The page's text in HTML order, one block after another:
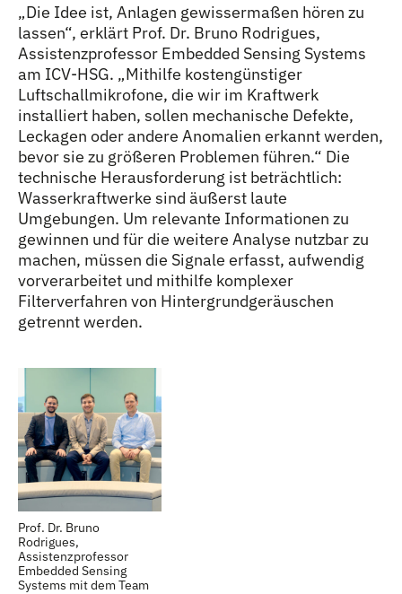
„Die Idee ist, Anlagen gewissermaßen hören zu
lassen“, erklärt Prof. Dr. Bruno Rodrigues,
Assistenzprofessor Embedded Sensing Systems
am ICV-HSG. „Mithilfe kostengünstiger
Luftschallmikrofone, die wir im Kraftwerk
installiert haben, sollen mechanische Defekte,
Leckagen oder andere Anomalien erkannt werden,
bevor sie zu größeren Problemen führen.“ Die
technische Herausforderung ist beträchtlich:
Wasserkraftwerke sind äußerst laute
Umgebungen. Um relevante Informationen zu
gewinnen und für die weitere Analyse nutzbar zu
machen, müssen die Signale erfasst, aufwendig
vorverarbeitet und mithilfe komplexer
Filterverfahren von Hintergrundgeräuschen
getrennt werden.
Prof. Dr. Bruno
Rodrigues,
Assistenzprofessor
Embedded Sensing
Systems mit dem Team